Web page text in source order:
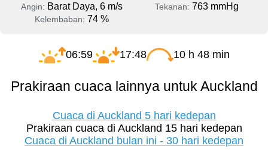
Angin: Barat Daya, 6 m/s Tekanan: 763 mmHg
Kelembaban: 74 %
06:59 17:48 10 h 48 min
Prakiraan cuaca lainnya untuk Auckland
Cuaca di Auckland 5 hari kedepan
Prakiraan cuaca di Auckland 15 hari kedepan
Cuaca di Auckland bulan ini - 30 hari kedepan